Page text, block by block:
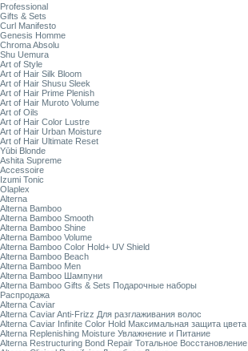
Professional
Gifts & Sets
Curl Manifesto
Genesis Homme
Chroma Absolu
Shu Uemura
Art of Style
Art of Hair Silk Bloom
Art of Hair Shusu Sleek
Art of Hair Prime Plenish
Art of Hair Muroto Volume
Art of Oils
Art of Hair Color Lustre
Art of Hair Urban Moisture
Art of Hair Ultimate Reset
Yūbi Blonde
Ashita Supreme
Accessoire
Izumi Tonic
Olaplex
Alterna
Alterna Bamboo
Alterna Bamboo Smooth
Alterna Bamboo Shine
Alterna Bamboo Volume
Alterna Bamboo Color Hold+ UV Shield
Alterna Bamboo Beach
Alterna Bamboo Men
Alterna Bamboo Шампуни
Alterna Bamboo Gifts & Sets Подарочные наборы
Распродажа
Alterna Caviar
Alterna Caviar Anti-Frizz Для разглаживания волос
Alterna Caviar Infinite Color Hold Максимальная защита цвета
Alterna Replenishing Moisture Увлажнение и Питание
Alterna Restructuring Bond Repair Тотальное Восстановление